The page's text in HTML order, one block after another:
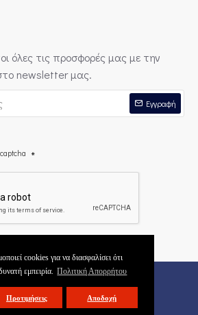
cookies για να διασφαλίσει ότι
εμπειρία. Πολιτική Απορρήτου
Προτιμήσεις Αποδοχή
όλες τις προσφορές μας με την
newsletter μας.
Εγγραφή
© 2018 - 2026